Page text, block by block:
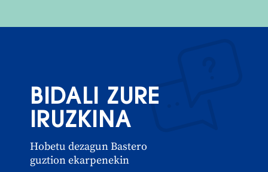
BIDALI ZURE
IRUZKINA
Hobetu dezagun Bastero
guztion ekarpenekin